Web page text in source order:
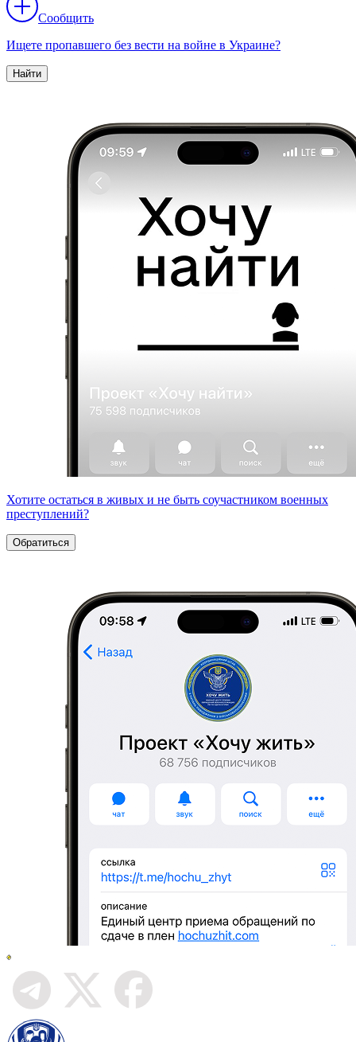
Сообщить
Ищете пропавшего без вести на войне в Украине?
Найти
Хотите остаться в живых и не быть соучастником военных
преступлений?
Обратиться